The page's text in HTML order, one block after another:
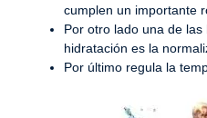
cumplen un importante
Por otro lado una de
hidratación es la
Por último regula la